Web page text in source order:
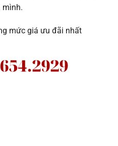
mình.
mức giá ưu đãi nhất